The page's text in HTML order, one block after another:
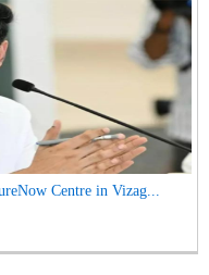
Centre in Vizag...